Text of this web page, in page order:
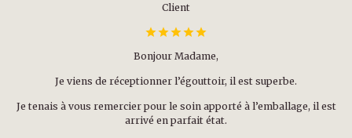
Client
Bonjour Madame,
Je viens de réceptionner l’égouttoir, il est superbe.
Je tenais à vous remercier pour le soin apporté à l’emballage, il est
arrivé en parfait état.